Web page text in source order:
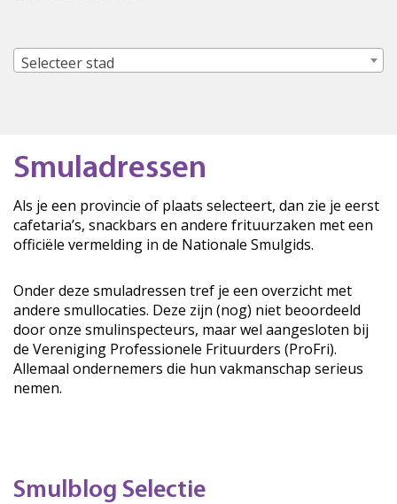
Selecteer stad
Smuladressen
Als je een provincie of plaats selecteert, dan zie je eerst
cafetaria’s, snackbars en andere frituurzaken met een
officiële vermelding in de Nationale Smulgids.
Onder deze smuladressen tref je een overzicht met
andere smullocaties. Deze zijn (nog) niet beoordeeld
door onze smulinspecteurs, maar wel aangesloten bij
de Vereniging Professionele Frituurders (ProFri).
Allemaal ondernemers die hun vakmanschap serieus
nemen.
Smulblog Selectie